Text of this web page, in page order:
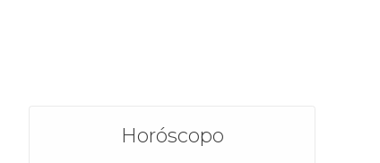
Horóscopo